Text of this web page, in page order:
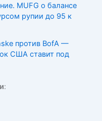
MUFG о балансе
рупии до 95 к
против BofA —
США ставит под
: